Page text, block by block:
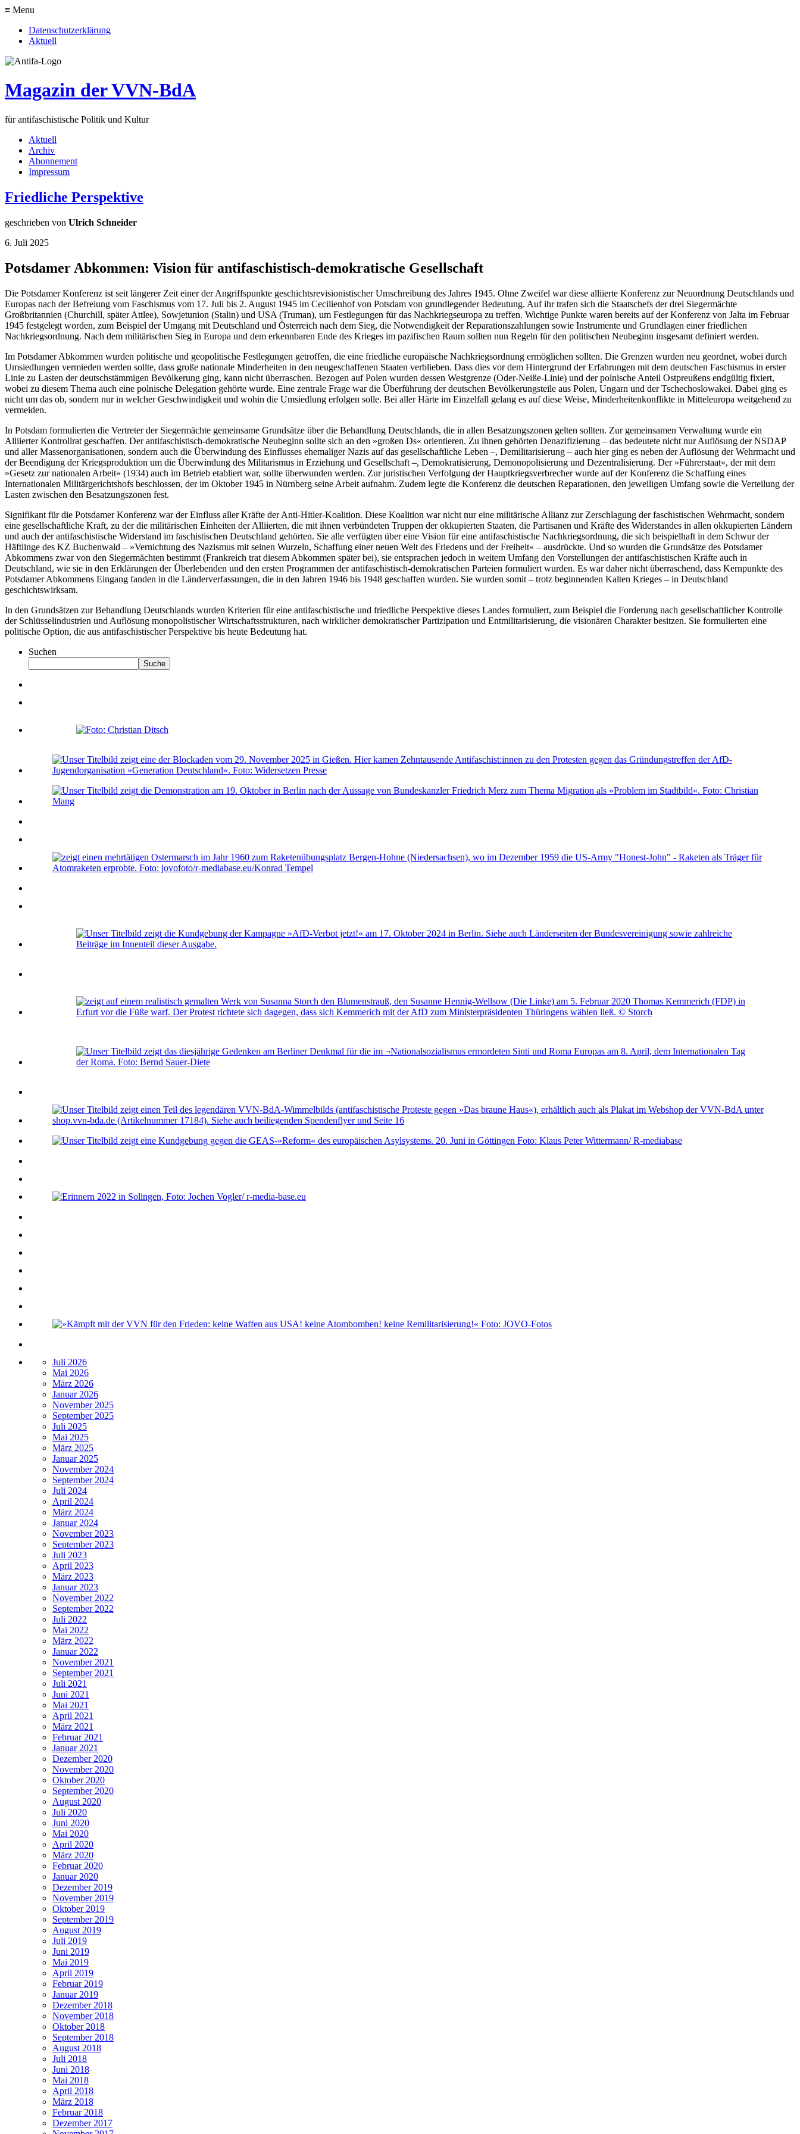
≡ Menu
Datenschutzerklärung
Aktuell
Magazin der VVN-BdA
für antifaschistische Politik und Kultur
Aktuell
Archiv
Abonnement
Impressum
Friedliche Perspektive
geschrieben von Ulrich Schneider
6. Juli 2025
Potsdamer Abkommen: Vision für antifaschistisch-demokratische Gesellschaft
Die Potsdamer Konferenz ist seit längerer Zeit einer der Angriffspunkte geschichtsrevisionistischer Umschreibung des Jahres 1945. Ohne Zweifel war diese alliierte Konferenz zur Neuordnung Deutschlands und
Europas nach der Befreiung vom Faschismus vom 17. Juli bis 2. August 1945 im Cecilienhof von Potsdam von grundlegender Bedeutung. Auf ihr trafen sich die Staatschefs der drei Siegermächte
Großbritannien (Churchill, später Attlee), Sowjetunion (Stalin) und USA (Truman), um Festlegungen für das Nachkriegseuropa zu treffen. Wichtige Punkte waren bereits auf der Konferenz von Jalta im Februar
1945 festgelegt worden, zum Beispiel der Umgang mit Deutschland und Österreich nach dem Sieg, die Notwendigkeit der Reparationszahlungen sowie Instrumente und Grundlagen einer friedlichen
Nachkriegsordnung. Nach dem militärischen Sieg in Europa und dem erkennbaren Ende des Krieges im pazifischen Raum sollten nun Regeln für den politischen Neubeginn insgesamt definiert werden.
Im Potsdamer Abkommen wurden politische und geopolitische Festlegungen getroffen, die eine friedliche europäische Nachkriegsordnung ermöglichen sollten. Die Grenzen wurden neu geordnet, wobei durch
Umsiedlungen vermieden werden sollte, dass große nationale Minderheiten in den neugeschaffenen Staaten verblieben. Dass dies vor dem Hintergrund der Erfahrungen mit dem deutschen Faschismus in erster
Linie zu Lasten der deutschstämmigen Bevölkerung ging, kann nicht überraschen. Bezogen auf Polen wurden dessen Westgrenze (Oder-Neiße-Linie) und der polnische Anteil Ostpreußens endgültig fixiert,
wobei zu diesem Thema auch eine polnische Delegation gehörte wurde. Eine zentrale Frage war die Überführung der deutschen Bevölkerungsteile aus Polen, Ungarn und der Tschechoslowakei. Dabei ging es
nicht um das ob, sondern nur in welcher Geschwindigkeit und wohin die Umsiedlung erfolgen solle. Bei aller Härte im Einzelfall gelang es auf diese Weise, Minderheitenkonflikte in Mitteleuropa weitgehend zu
vermeiden.
In Potsdam formulierten die Vertreter der Siegermächte gemeinsame Grundsätze über die Behandlung Deutschlands, die in allen Besatzungszonen gelten sollten. Zur gemeinsamen Verwaltung wurde ein
Alliierter Kontrollrat geschaffen. Der antifaschistisch-demokratische Neubeginn sollte sich an den »großen Ds« orientieren. Zu ihnen gehörten Denazifizierung – das bedeutete nicht nur Auflösung der NSDAP
und aller Massenorganisationen, sondern auch die Überwindung des Einflusses ehemaliger Nazis auf das gesellschaftliche Leben –, Demilitarisierung – auch hier ging es neben der Auflösung der Wehrmacht und
der Beendigung der Kriegsproduktion um die Überwindung des Militarismus in Erziehung und Gesellschaft –, Demokratisierung, Demonopolisierung und Dezentralisierung. Der »Führerstaat«, der mit dem
»Gesetz zur nationalen Arbeit« (1934) auch im Betrieb etabliert war, sollte überwunden werden. Zur juristischen Verfolgung der Hauptkriegsverbrecher wurde auf der Konferenz die Schaffung eines
Internationalen Militärgerichtshofs beschlossen, der im Oktober 1945 in Nürnberg seine Arbeit aufnahm. Zudem legte die Konferenz die deutschen Reparationen, den jeweiligen Umfang sowie die Verteilung der
Lasten zwischen den Besatzungszonen fest.
Signifikant für die Potsdamer Konferenz war der Einfluss aller Kräfte der Anti-Hitler-Koalition. Diese Koalition war nicht nur eine militärische Allianz zur Zerschlagung der faschistischen Wehrmacht, sondern
eine gesellschaftliche Kraft, zu der die militärischen Einheiten der Alliierten, die mit ihnen verbündeten Truppen der okkupierten Staaten, die Partisanen und Kräfte des Widerstandes in allen okkupierten Ländern
und auch der antifaschistische Widerstand im faschistischen Deutschland gehörten. Sie alle verfügten über eine Vision für eine antifaschistische Nachkriegsordnung, die sich beispielhaft in dem Schwur der
Häftlinge des KZ Buchenwald – »Vernichtung des Nazismus mit seinen Wurzeln, Schaffung einer neuen Welt des Friedens und der Freiheit« – ausdrückte. Und so wurden die Grundsätze des Potsdamer
Abkommens zwar von den Siegermächten bestimmt (Frankreich trat diesem Abkommen später bei), sie entsprachen jedoch in weitem Umfang den Vorstellungen der antifaschistischen Kräfte auch in
Deutschland, wie sie in den Erklärungen der Überlebenden und den ersten Programmen der antifaschistisch-demokratischen Parteien formuliert wurden. Es war daher nicht überraschend, dass Kernpunkte des
Potsdamer Abkommens Eingang fanden in die Länderverfassungen, die in den Jahren 1946 bis 1948 geschaffen wurden. Sie wurden somit – trotz beginnenden Kalten Krieges – in Deutschland
geschichtswirksam.
In den Grundsätzen zur Behandlung Deutschlands wurden Kriterien für eine antifaschistische und friedliche Perspektive dieses Landes formuliert, zum Beispiel die Forderung nach gesellschaftlicher Kontrolle
der Schlüsselindustrien und Auflösung monopolistischer Wirtschaftsstrukturen, nach wirklicher demokratischer Partizipation und Entmilitarisierung, die visionären Charakter besitzen. Sie formulierten eine
politische Option, die aus antifaschistischer Perspektive bis heute Bedeutung hat.
Suchen
Suche
Juli 2026
Mai 2026
März 2026
Januar 2026
November 2025
September 2025
Juli 2025
Mai 2025
März 2025
Januar 2025
November 2024
September 2024
Juli 2024
April 2024
März 2024
Januar 2024
November 2023
September 2023
Juli 2023
April 2023
März 2023
Januar 2023
November 2022
September 2022
Juli 2022
Mai 2022
März 2022
Januar 2022
November 2021
September 2021
Juli 2021
Juni 2021
Mai 2021
April 2021
März 2021
Februar 2021
Januar 2021
Dezember 2020
November 2020
Oktober 2020
September 2020
August 2020
Juli 2020
Juni 2020
Mai 2020
April 2020
März 2020
Februar 2020
Januar 2020
Dezember 2019
November 2019
Oktober 2019
September 2019
August 2019
Juli 2019
Juni 2019
Mai 2019
April 2019
Februar 2019
Januar 2019
Dezember 2018
November 2018
Oktober 2018
September 2018
August 2018
Juli 2018
Juni 2018
Mai 2018
April 2018
März 2018
Februar 2018
Dezember 2017